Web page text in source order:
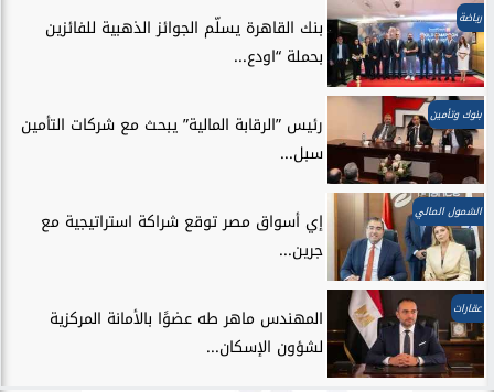
رياضة
بنك القاهرة يسلّم الجوائز الذهبية للفائزين
بحملة “اودع...
بنوك وتأمين
رئيس ”الرقابة المالية” يبحث مع شركات التأمين
سبل...
الشمول المالي
إي أسواق مصر توقع شراكة استراتيجية مع
جرين...
عقارات
المهندس ماهر طه عضوًا بالأمانة المركزية
لشؤون الإسكان...